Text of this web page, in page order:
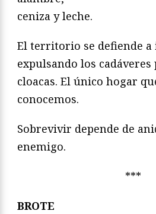
ceniza y leche.
El territorio se defiende a
expulsando los cadáveres
cloacas. El único hogar
conocemos.
Sobrevivir depende de
enemigo.
***
BROTE